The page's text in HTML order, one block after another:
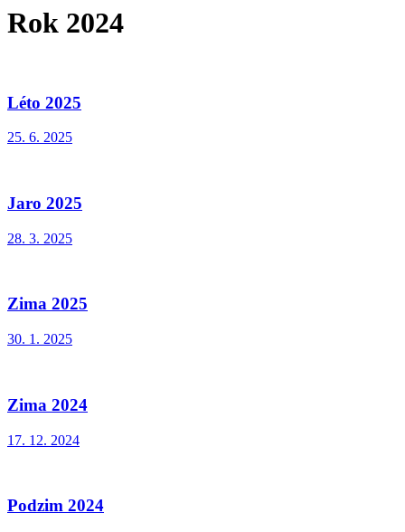
Rok 2024
Léto 2025
25. 6. 2025
Jaro 2025
28. 3. 2025
Zima 2025
30. 1. 2025
Zima 2024
17. 12. 2024
Podzim 2024